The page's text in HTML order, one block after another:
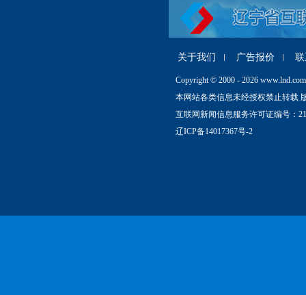
关于我们 广告报价
Copyright © 2000 - 2026
本网站各类信息未经授权禁止转载
互联网新闻信息服务许可证编号：
辽ICP备14017367号-2